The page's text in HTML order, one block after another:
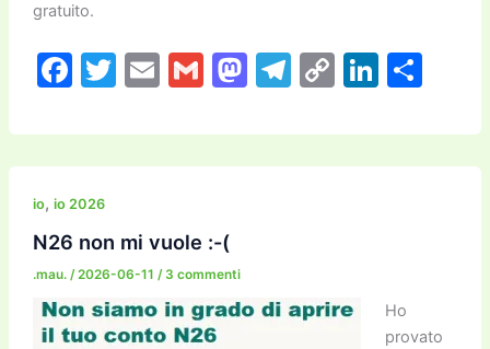
gratuito.
F
c
e
b
o
o
k
T
itt
er
E
ai
l
G
ai
l
M
st
o
T
e
gr
C
p
y
Li
k
e
C
n
di
io, io 2026
N26 non mi vuole :-(
.mau. /2026-06-11 / 3 commenti
Ho
provato